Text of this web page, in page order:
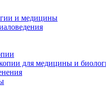
и медицины
для медицины и